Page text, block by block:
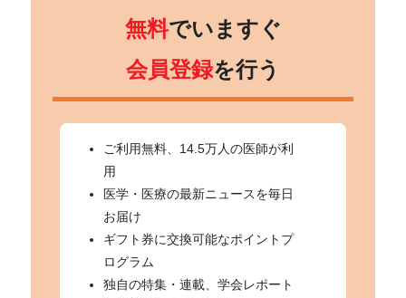
無料でいますぐ
会員登録を行う
ご利用無料、14.5万人の医師が利
用
医学・医療の最新ニュースを毎日
お届け
ギフト券に交換可能なポイントプ
ログラム
独自の特集・連載、学会レポート